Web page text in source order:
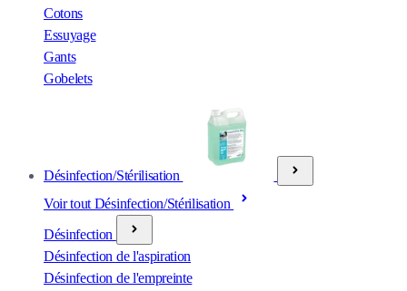
Cotons
Essuyage
Gants
Gobelets
Désinfection/Stérilisation
Voir tout Désinfection/Stérilisation
Désinfection
Désinfection de l'aspiration
Désinfection de l'empreinte